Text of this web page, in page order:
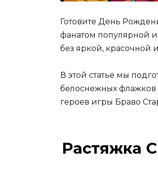
Готовите День
фанатом популярной
без яркой,
В этой статье мы
белоснежных
героев игры Браво
Растяжка